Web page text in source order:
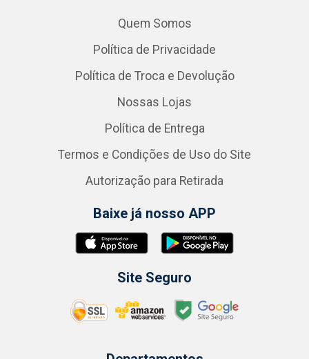
Quem Somos
Política de Privacidade
Política de Troca e Devolução
Nossas Lojas
Política de Entrega
Termos e Condições de Uso do Site
Autorização para Retirada
Baixe já nosso APP
Site Seguro